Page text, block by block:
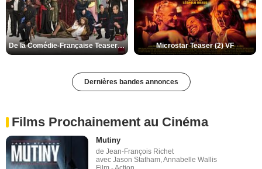
De la Comédie-Française Teaser (3) VF Microstar Teaser (2) VF
Dernières bandes annonces
Films Prochainement au Cinéma
Mutiny
de Jean-François Richet
avec Jason Statham, Annabelle Wallis